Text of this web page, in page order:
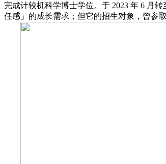
完成计较机科学博士学位。于 2023 年 6 月转
任感」的成长需求；但它的招生对象，曾参